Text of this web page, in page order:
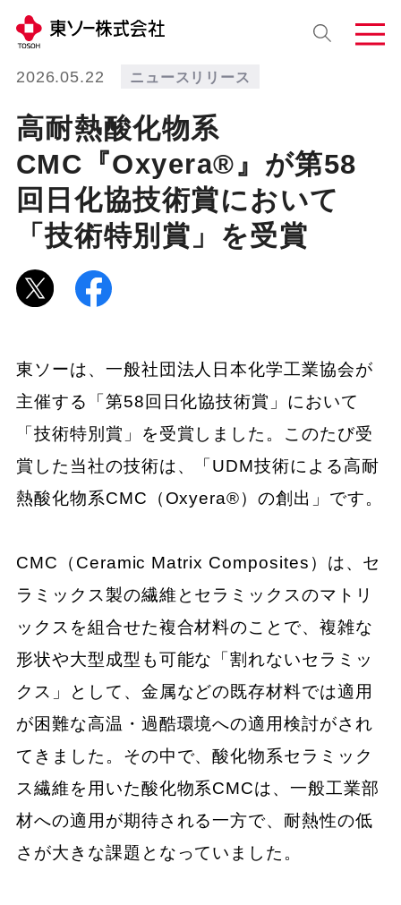
2026.05.22 ニュースリリース
高耐熱酸化物系
CMC『Oxyera®』が第58
回日化協技術賞において
「技術特別賞」を受賞
東ソーは、一般社団法人日本化学工業協会が
主催する「第58回日化協技術賞」において
「技術特別賞」を受賞しました。このたび受
賞した当社の技術は、「UDM技術による高耐
熱酸化物系CMC（Oxyera®）の創出」です。
CMC（Ceramic Matrix Composites）は、セ
ラミックス製の繊維とセラミックスのマトリ
ックスを組合せた複合材料のことで、複雑な
形状や大型成型も可能な「割れないセラミッ
クス」として、金属などの既存材料では適用
が困難な高温・過酷環境への適用検討がされ
てきました。その中で、酸化物系セラミック
ス繊維を用いた酸化物系CMCは、一般工業部
材への適用が期待される一方で、耐熱性の低
さが大きな課題となっていました。